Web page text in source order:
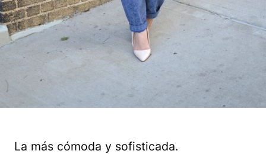
La más cómoda y sofisticada.